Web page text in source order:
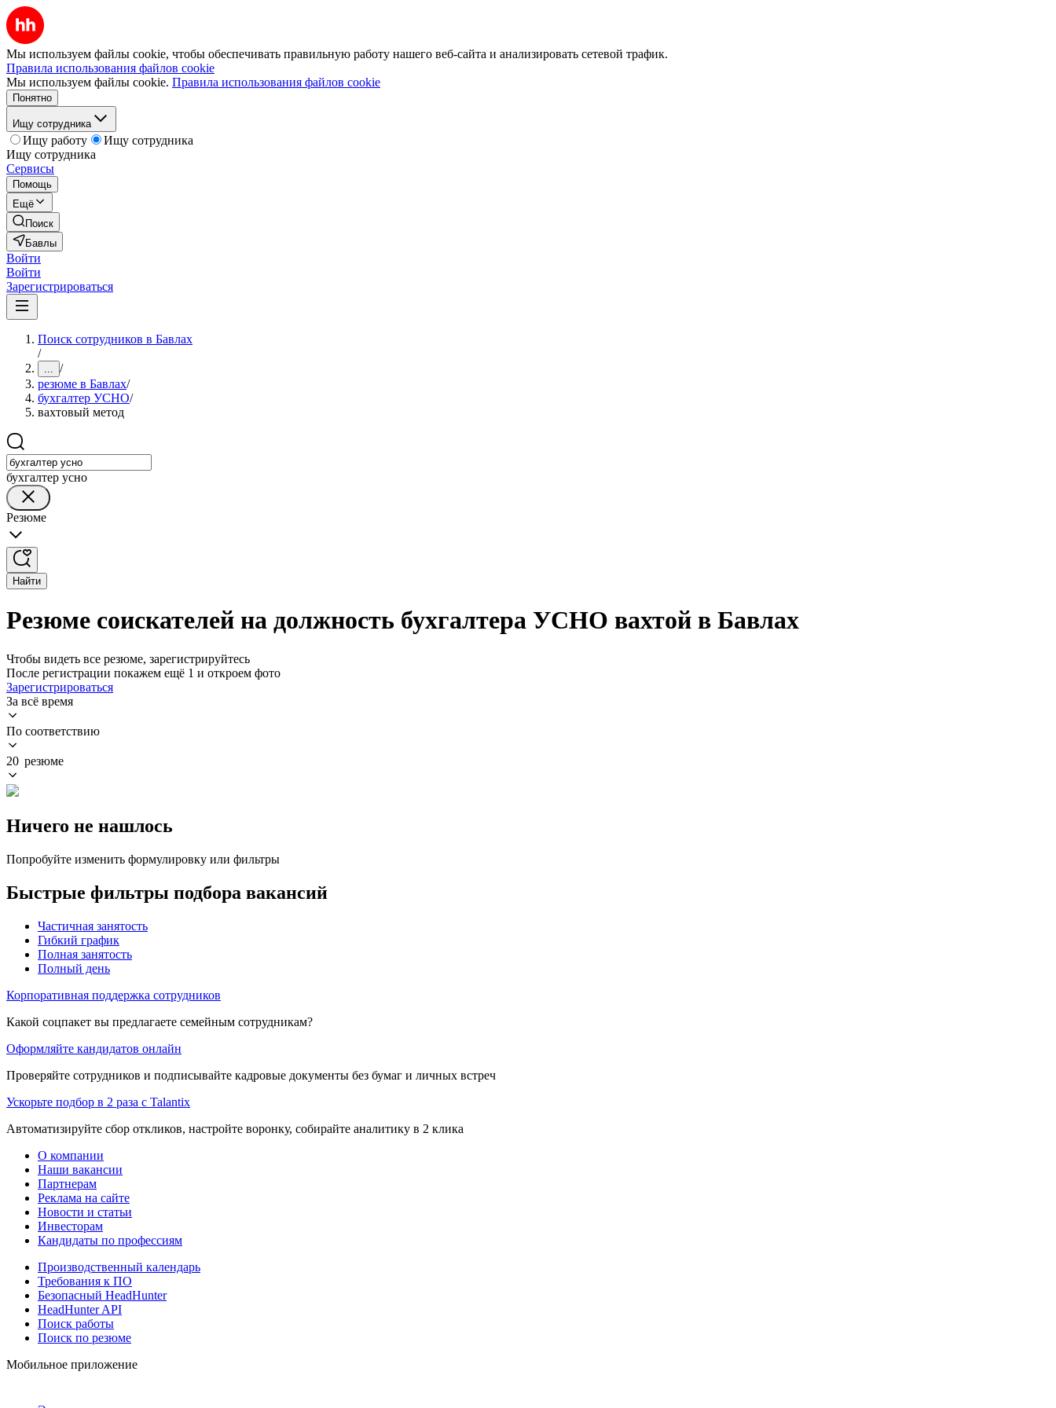
Мы используем файлы cookie, чтобы обеспечивать правильную работу нашего веб-сайта и анализировать сетевой трафик.
Правила использования файлов cookie
Мы используем файлы cookie. Правила использования файлов cookie
Понятно
Ищу сотрудника
Ищу работу
Ищу сотрудника
Ищу сотрудника
Сервисы
Помощь
Ещё
Поиск
Бавлы
Войти
Войти
Зарегистрироваться
Поиск сотрудников в Бавлах
/
... /
резюме в Бавлах/
бухгалтер УСНО/
вахтовый метод
бухгалтер усно
Резюме
Найти
Резюме соискателей на должность бухгалтера УСНО вахтой в Бавлах
Чтобы видеть все резюме, зарегистрируйтесь
После регистрации покажем ещё 1 и откроем фото
Зарегистрироваться
За всё время
По соответствию
20 резюме
Ничего не нашлось
Попробуйте изменить формулировку или фильтры
Быстрые фильтры подбора вакансий
Частичная занятость
Гибкий график
Полная занятость
Полный день
Корпоративная поддержка сотрудников
Какой соцпакет вы предлагаете семейным сотрудникам?
Оформляйте кандидатов онлайн
Проверяйте сотрудников и подписывайте кадровые документы без бумаг и личных встреч
Ускорьте подбор в 2 раза с Talantix
Автоматизируйте сбор откликов, настройте воронку, собирайте аналитику в 2 клика
О компании
Наши вакансии
Партнерам
Реклама на сайте
Новости и статьи
Инвесторам
Кандидаты по профессиям
Производственный календарь
Требования к ПО
Безопасный HeadHunter
HeadHunter API
Поиск работы
Поиск по резюме
Мобильное приложение